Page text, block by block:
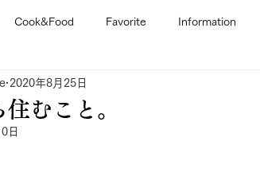
Cook&Food Favorite Information
むこと。
2020年8月25日
日